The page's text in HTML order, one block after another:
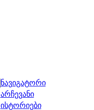
ნავიგატორი
არჩევანი
ისტორიები